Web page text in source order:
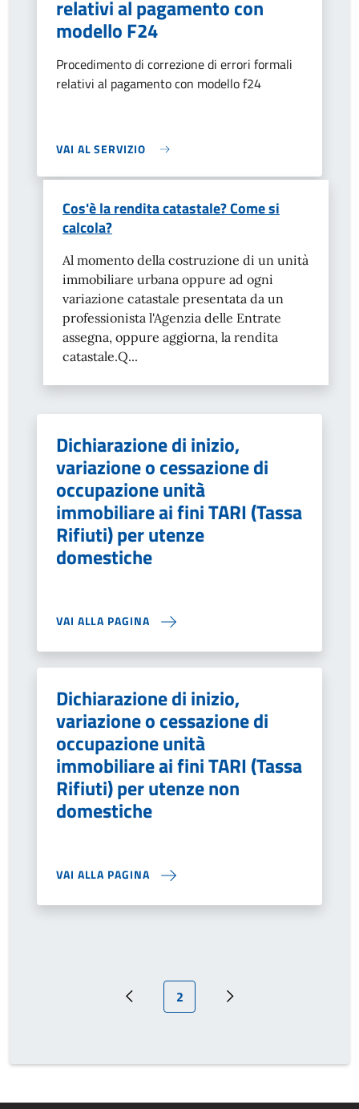
relativi al pagamento con
modello F24
Procedimento di correzione di errori formali
relativi al pagamento con modello f24
VAI AL SERVIZIO
Cos'è la rendita catastale? Come si
calcola?
Al momento della costruzione di un unità
immobiliare urbana oppure ad ogni
variazione catastale presentata da un
professionista l'Agenzia delle Entrate
assegna, oppure aggiorna, la rendita
catastale.Q...
Dichiarazione di inizio,
variazione o cessazione di
occupazione unità
immobiliare ai fini TARI (Tassa
Rifiuti) per utenze
domestiche
VAI ALLA PAGINA
Dichiarazione di inizio,
variazione o cessazione di
occupazione unità
immobiliare ai fini TARI (Tassa
Rifiuti) per utenze non
domestiche
VAI ALLA PAGINA
Pagina precedente
Pagina attuale
2 Prossima pagina